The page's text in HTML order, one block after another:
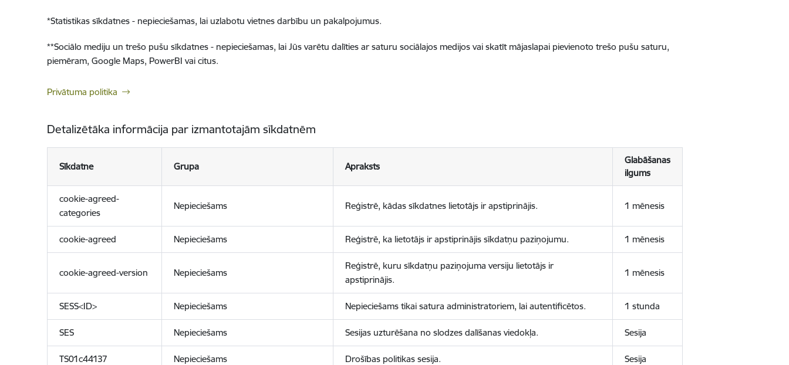
*Statistikas sīkdatnes - nepieciešamas, lai uzlabotu vietnes darbību un pakalpojumus.
**Sociālo mediju un trešo pušu sīkdatnes - nepieciešamas, lai Jūs varētu dalīties ar saturu sociālajos medijos vai skatīt mājaslapai pievienoto trešo pušu saturu,
piemēram, Google Maps, PowerBI vai citus.
Privātuma politika
Detalizētāka informācija par izmantotajām sīkdatnēm
Sīkdatne Grupa Apraksts
Glabāšanas
ilgums
cookie-agreed-
categories
Nepieciešams Reģistrē, kādas sīkdatnes lietotājs ir apstiprinājis. 1 mēnesis
cookie-agreed Nepieciešams Reģistrē, ka lietotājs ir apstiprinājis sīkdatņu paziņojumu. 1 mēnesis
cookie-agreed-version Nepieciešams
Reģistrē, kuru sīkdatņu paziņojuma versiju lietotājs ir
apstiprinājis.
1 mēnesis
SESS<ID> Nepieciešams Nepieciešams tikai satura administratoriem, lai autentificētos. 1 stunda
SES Nepieciešams Sesijas uzturēšana no slodzes dalīšanas viedokļa. Sesija
TS01c44137 Nepieciešams Drošības politikas sesija. Sesija